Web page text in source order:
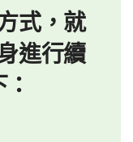
式，就
進行續